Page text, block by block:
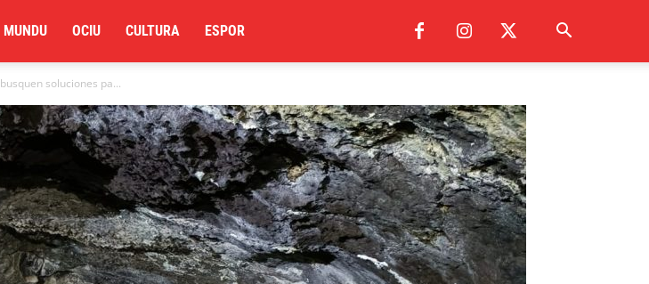
MUNDU OCIU CULTURA ESPOR
soluciones pa...